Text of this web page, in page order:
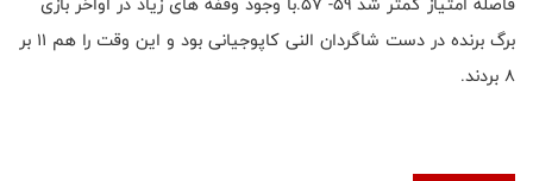
برگ برنده در دست شاگردان النی کاپوجیانی بود و این وقت را هم ۱۱ بر
۸ بردند.